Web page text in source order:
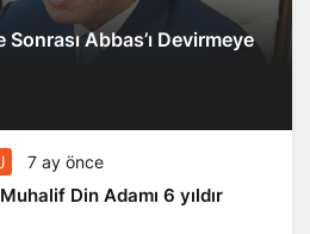
Abbas’ı Devirmeye
7 ay önce
Din Adamı 6 yıldır